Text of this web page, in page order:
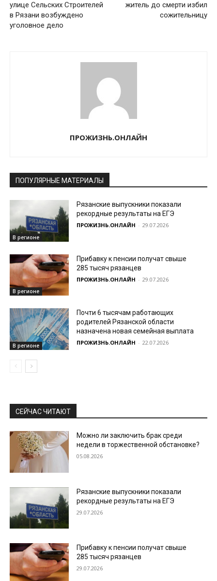
улице Сельских Строителей
в Рязани возбуждено
уголовное дело
житель до смерти избил
сожительницу
ПРОЖИЗНЬ.ОНЛАЙН
ПОПУЛЯРНЫЕ МАТЕРИАЛЫ
В регионе
Рязанские выпускники показали
рекордные результаты на ЕГЭ
ПРОЖИЗНЬ.ОНЛАЙН - 29.07.2026
В регионе
Прибавку к пенсии получат свыше
285 тысяч рязанцев
ПРОЖИЗНЬ.ОНЛАЙН - 29.07.2026
В регионе
Почти 6 тысячам работающих
родителей Рязанской области
назначена новая семейная выплата
ПРОЖИЗНЬ.ОНЛАЙН - 22.07.2026
СЕЙЧАС ЧИТАЮТ
Можно ли заключить брак среди
недели в торжественной обстановке?
05.08.2026
Рязанские выпускники показали
рекордные результаты на ЕГЭ
29.07.2026
Прибавку к пенсии получат свыше
285 тысяч рязанцев
29.07.2026